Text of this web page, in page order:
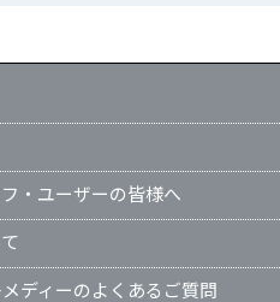
・ユーザーの皆様へ
ディーのよくあるご質問